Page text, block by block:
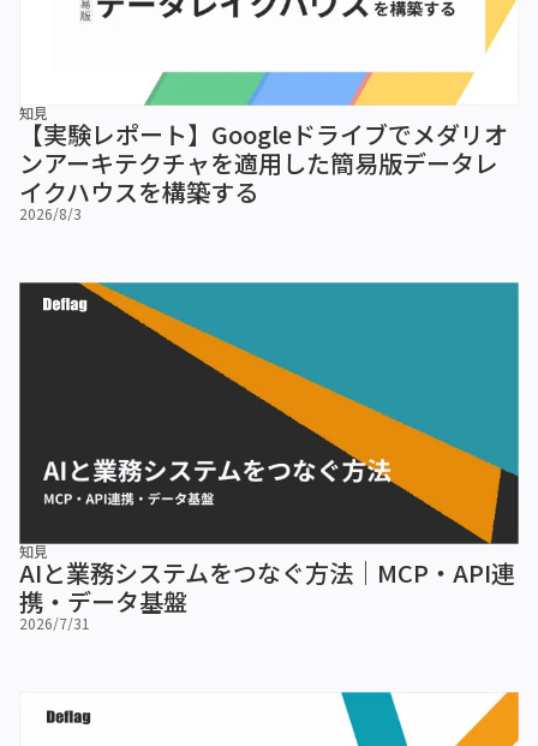
知見
【実験レポート】Googleドライブでメダリオ
ンアーキテクチャを適用した簡易版データレ
イクハウスを構築する
2026/8/3
知見
AIと業務システムをつなぐ方法｜MCP・API連
携・データ基盤
2026/7/31